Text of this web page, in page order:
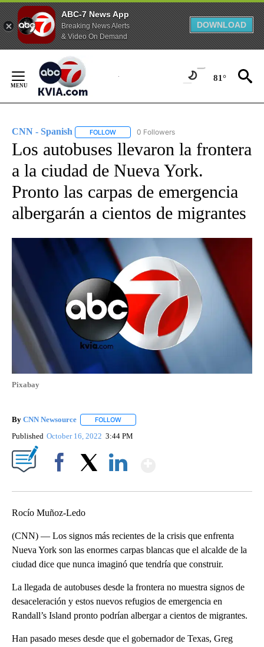
ABC-7 News App
Breaking News Alerts
& Video On Demand
DOWNLOAD
Content
81°
CNN - Spanish FOLLOW FOLLOW "CNN - SPANISH" TO RECEIVE
0 Followers
Los autobuses llevaron la frontera
a la ciudad de Nueva York.
Pronto las carpas de emergencia
albergarán a cientos de migrantes
Pixabay
By CNN Newsource FOLLOW
Published October 16, 2022 3:44 PM
Rocío Muñoz-Ledo
(CNN) — Los signos más recientes de la crisis que enfrenta
Nueva York son las enormes carpas blancas que el alcalde de la
ciudad dice que nunca imaginó que tendría que construir.
La llegada de autobuses desde la frontera no muestra signos de
desaceleración y estos nuevos refugios de emergencia en
Randall’s Island pronto podrían albergar a cientos de migrantes.
Han pasado meses desde que el gobernador de Texas, Greg